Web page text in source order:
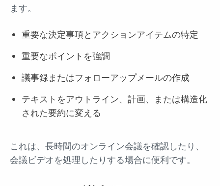
ます。
重要な決定事項とアクションアイテムの特定
重要なポイントを強調
議事録またはフォローアップメールの作成
テキストをアウトライン、計画、または構造化
された要約に変える
これは、長時間のオンライン会議を確認したり、
会議ビデオを処理したりする場合に便利です。